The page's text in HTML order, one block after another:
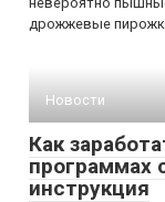
дрожжевые
Новости
Как
программах
инструкция